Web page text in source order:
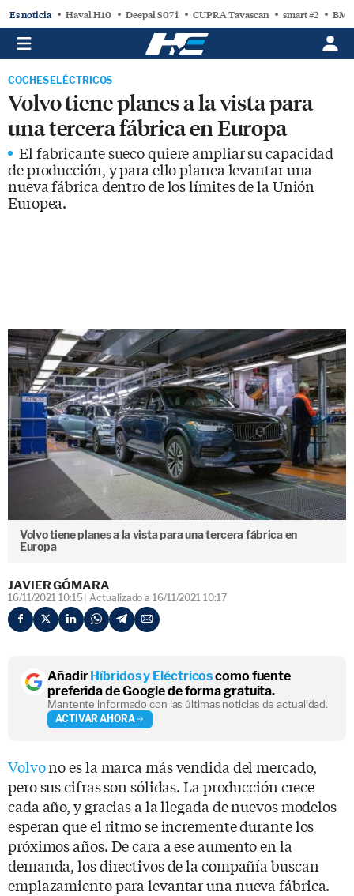
Es noticia Haval H10 Deepal S07 i CUPRA Tavascan smart #2
COCHES ELÉCTRICOS
Volvo tiene planes a la vista para
una tercera fábrica en Europa
El fabricante sueco quiere ampliar su capacidad
de producción, y para ello planea levantar una
nueva fábrica dentro de los límites de la Unión
Europea.
Volvo tiene planes a la vista para una tercera fábrica en
Europa
JAVIER GÓMARA
16/11/2021 10:15 Actualizado a 16/11/2021 10:17
AñadirHíbridos y Eléctricoscomo fuente
preferida de Google de forma gratuita.
Mantente informado con las últimas noticias de actualidad.
ACTIVAR AHORA
Volvono es la marca más vendida del mercado,
pero sus cifras son sólidas. La producción crece
cada año, y gracias a la llegada de nuevos modelos
esperan que el ritmo se incremente durante los
próximos años. De cara a ese aumento en la
demanda, los directivos de la compañía buscan
emplazamiento para levantar una nueva fábrica.